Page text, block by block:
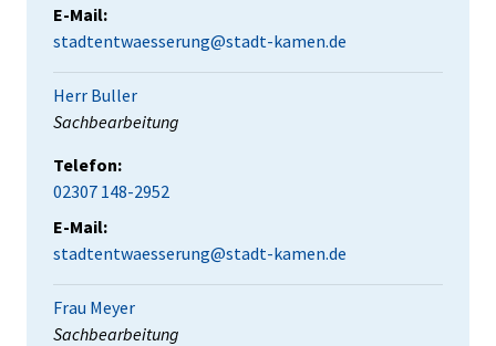
E-Mail:
stadtentwaesserung@stadt-kamen.de
Herr Buller
Position:
Sachbearbeitung
Telefon:
02307 148-2952
E-Mail:
stadtentwaesserung@stadt-kamen.de
Frau Meyer
Position:
Sachbearbeitung